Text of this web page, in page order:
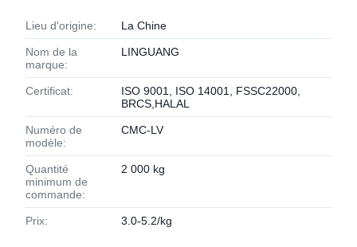
Lieu d'origine: La Chine
Nom de la
marque:
LINGUANG
Certificat:
ISO 9001, ISO 14001, FSSC22000,
BRCS,HALAL
Numéro de
modèle:
CMC-LV
Quantité
minimum de
commande:
2 000 kg
Prix: 3.0-5.2/kg